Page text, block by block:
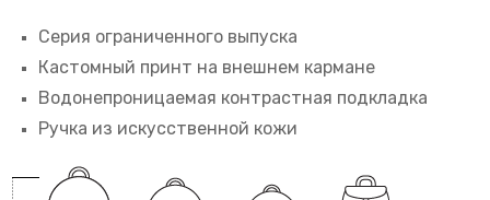
Серия ограниченного выпуска
Кастомный принт на внешнем кармане
Водонепроницаемая контрастная подкладка
Ручка из искусственной кожи